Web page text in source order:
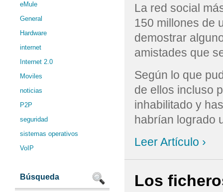
eMule
General
Hardware
internet
Internet 2.0
Moviles
noticias
P2P
seguridad
sistemas operativos
VoIP
Búsqueda
La red social
150 millones de
demostrar
amistades que
Según lo que
de ellos incluso
inhabilitado y
habrían logrado
Leer Artículo ›
Los